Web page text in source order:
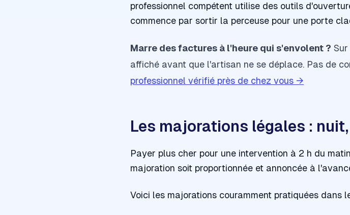
professionnel compétent utilise des outils
commence par sortir la perceuse pour une porte
Marre des factures à l'heure qui s'envolent ? Sur
affiché avant que l'artisan ne se déplace. Pas de
professionnel vérifié près de chez vous →
Les majorations légales :
Payer plus cher pour une intervention à 2 h du
majoration soit proportionnée et annoncée à
Voici les majorations couramment pratiquées dans